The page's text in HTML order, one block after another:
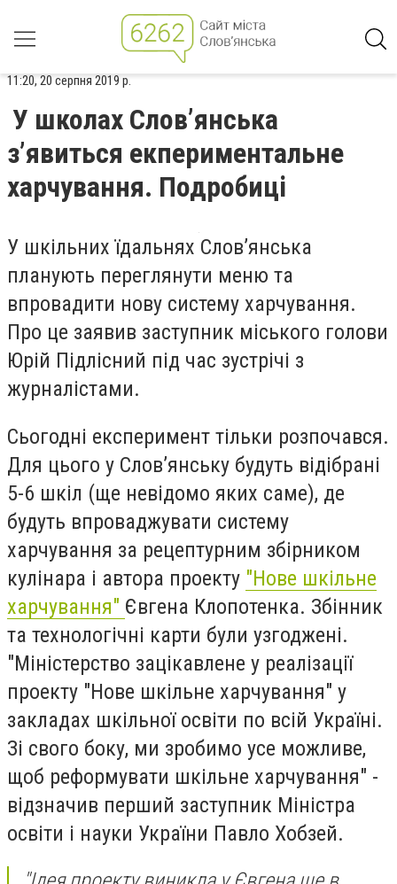
11:20, 20 серпня 2019 р.
У школах Слов’янська
з’явиться екпериментальне
харчування. Подробиці
У шкільних їдальнях Слов’янська
планують переглянути меню та
впровадити нову систему харчування.
Про це заявив заступник міського голови
Юрій Підлісний під час зустрічі з
журналістами.
Сьогодні експеримент тільки розпочався.
Для цього у Слов’янську будуть відібрані
5-6 шкіл (ще невідомо яких саме), де
будуть впроваджувати систему
харчування за рецептурним збірником
кулінара і автора проекту "Нове шкільне
харчування" Євгена Клопотенка. Збінник
та технологічні карти були узгоджені.
"Міністерство зацікавлене у реалізації
проекту "Нове шкільне харчування" у
закладах шкільної освіти по всій Україні.
Зі свого боку, ми зробимо усе можливе,
щоб реформувати шкільне харчування" -
відзначив перший заступник Міністра
освіти і науки України Павло Хобзей.